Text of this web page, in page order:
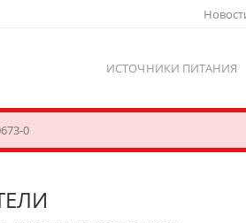
ИСТОЧНИКИ ПИТАНИЯ